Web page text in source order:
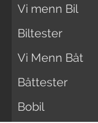
Vi menn Bil
Biltester
Vi Menn Båt
Båttester
Bobil